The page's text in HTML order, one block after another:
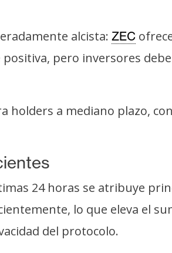
alcista: ZEC
positiva, pero inversores
holders a mediano plazo,
24 horas se atribuye
lo que eleva el
del protocolo.